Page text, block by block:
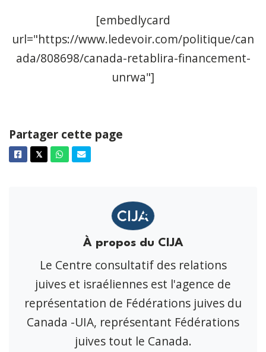
[embedlycard
url="https://www.ledevoir.com/politique/can
ada/808698/canada-retablira-financement-
unrwa"]
Partager cette page
Facebook
𝕏TwitterWhatsappCourriel
À propos du CIJA
Le Centre consultatif des relations
juives et israéliennes est l'agence de
représentation de Fédérations juives du
Canada -UIA, représentant Fédérations
juives tout le Canada.